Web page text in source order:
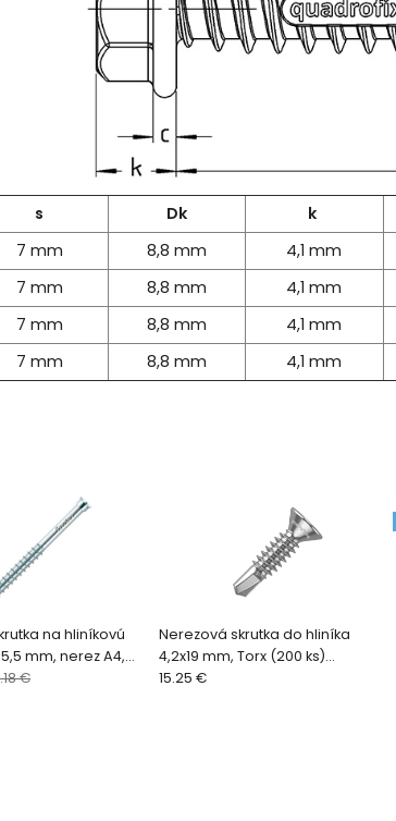
s Dk k
7 mm 8,8 mm 4,1 mm
7 mm 8,8 mm 4,1 mm
7 mm 8,8 mm 4,1 mm
7 mm 8,8 mm 4,1 mm
na hliníkovú
mm, nerez A4,
€
Nerezová skrutka do hliníka
4,2x19 mm, Torx (200 ks)
QUADRO CLIP
15.25 €